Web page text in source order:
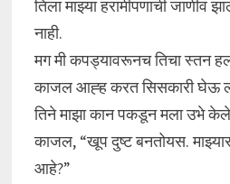
तिला माझ्या हरामीपणाची जाणीव
नाही.
मग मी कपड्यावरूनच तिचा स्तन
काजल आह्ह करत सिसकारी घेऊ
तिने माझा कान पकडून मला उभे
काजल, “खूप दुष्ट बनतोयस.
आहे?”